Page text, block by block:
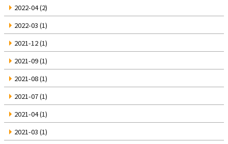
2022-04(2)
2022-03 (1)
2021-12(1)
2021-09(1)
2021-08(1)
2021-07(1)
2021-04(1)
2021-03 (1)